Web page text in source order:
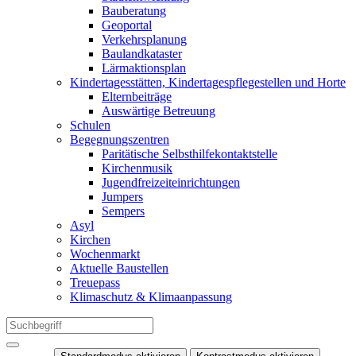
Bauberatung
Geoportal
Verkehrsplanung
Baulandkataster
Lärmaktionsplan
Kindertagesstätten, Kindertagespflegestellen und Horte
Elternbeiträge
Auswärtige Betreuung
Schulen
Begegnungszentren
Paritätische Selbsthilfekontaktstelle
Kirchenmusik
Jugendfreizeiteinrichtungen
Jumpers
Sempers
Asyl
Kirchen
Wochenmarkt
Aktuelle Baustellen
Treuepass
Klimaschutz & Klimaanpassung